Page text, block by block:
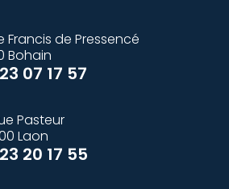
Francis de Pressencé
Bohain
07 17 57
Pasteur
Laon
20 17 55